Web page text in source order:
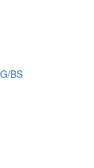
BS